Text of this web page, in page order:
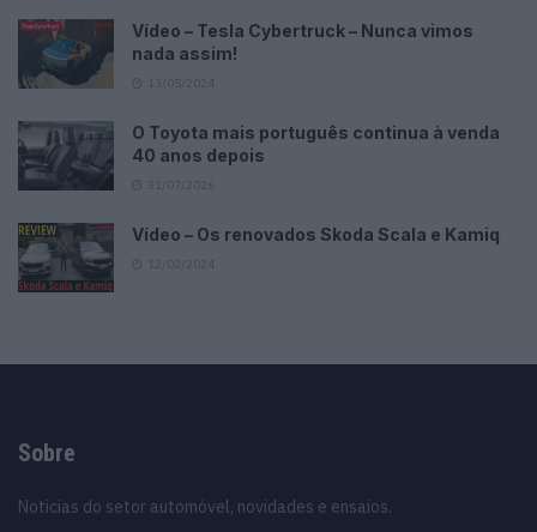
Vídeo – Tesla Cybertruck – Nunca vimos
nada assim!
O Toyota mais português continua à venda
40 anos depois
Vídeo – Os renovados Skoda Scala e Kamiq
Sobre
Noticias do setor automóvel, novidades e ensaios.